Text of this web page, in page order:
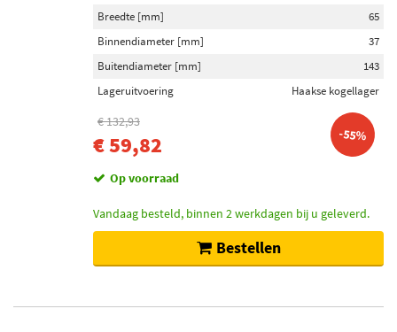
Breedte [mm]
65
Binnendiameter [mm]
37
Buitendiameter [mm]
143
Lageruitvoering
Haakse kogellager
€ 132,93
€ 59,82 -55%
Op voorraad
Vandaag besteld, binnen 2 werkdagen bij u geleverd.
Bestellen